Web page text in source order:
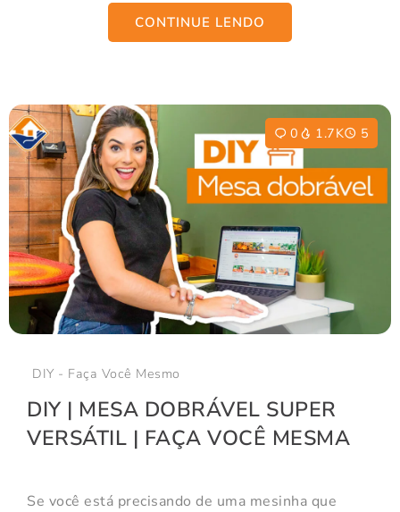
CONTINUE LENDO
0 1.7K 5
DIY - Faça Você Mesmo
DIY | MESA DOBRÁVEL SUPER
VERSÁTIL | FAÇA VOCÊ MESMA
Se você está precisando de uma mesinha que